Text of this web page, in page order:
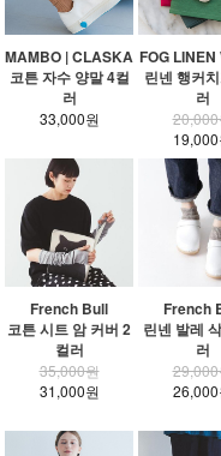
MAMBO | CLASKA
코튼 자수 양말 4컬
러
33,000원
FOG
린넨 행커
러
20,000
19,000
French Bull
코튼 시트 암 커버 2
컬러
35,000원
31,000원
French
린넨 발레
러
29,000
26,000